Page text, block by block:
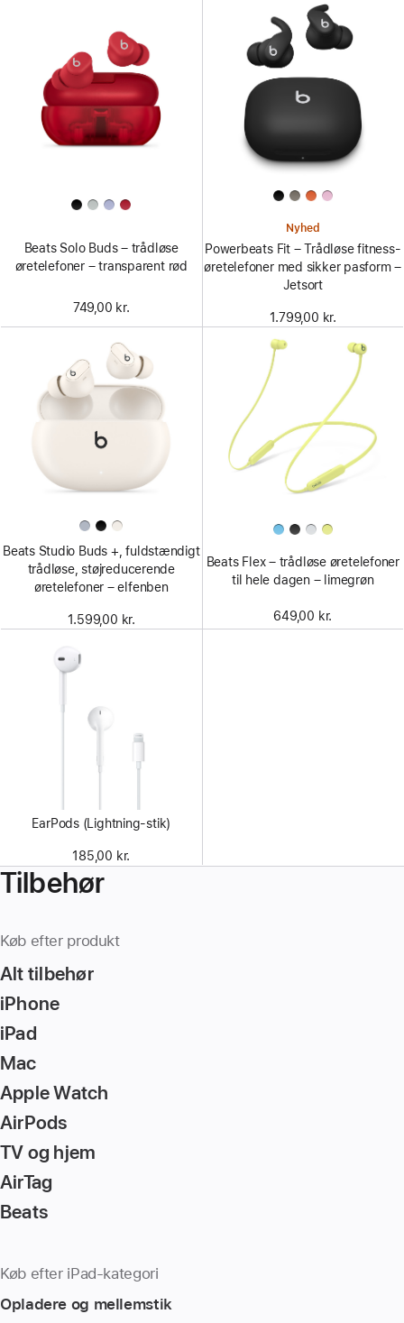
Beats Solo Buds – trådløse
øretelefoner – transparent rød
749,00 kr.
Nyhed
Powerbeats Fit – Trådløse fitness-
øretelefoner med sikker pasform –
Jetsort
1.799,00 kr.
Beats Studio Buds +, fuldstændigt
trådløse, støjreducerende
øretelefoner – elfenben
1.599,00 kr.
Beats Flex – trådløse øretelefoner
til hele dagen – limegrøn
649,00 kr.
EarPods (Lightning-stik)
185,00 kr.
Tilbehør
Køb efter produkt
Alt tilbehør
iPhone
iPad
Mac
Apple Watch
AirPods
TV og hjem
AirTag
Beats
Køb efter iPad-kategori
Opladere og mellemstik